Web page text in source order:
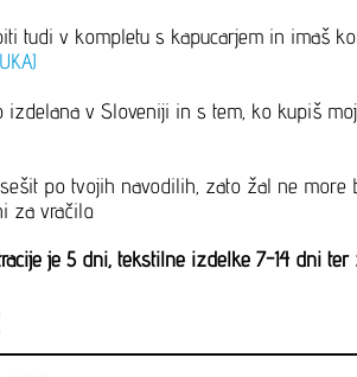
tudi v kompletu s kapucarjem in imaš
izdelana v Sloveniji in s tem, ko kupiš
po tvojih navodilih, zato žal ne
za vračilo.
je 5 dni, tekstilne izdelke 7-14 dni